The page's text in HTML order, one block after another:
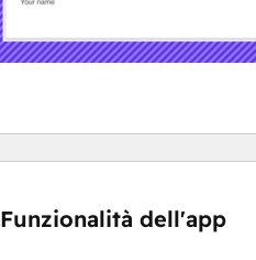
Funzionalità dell'app